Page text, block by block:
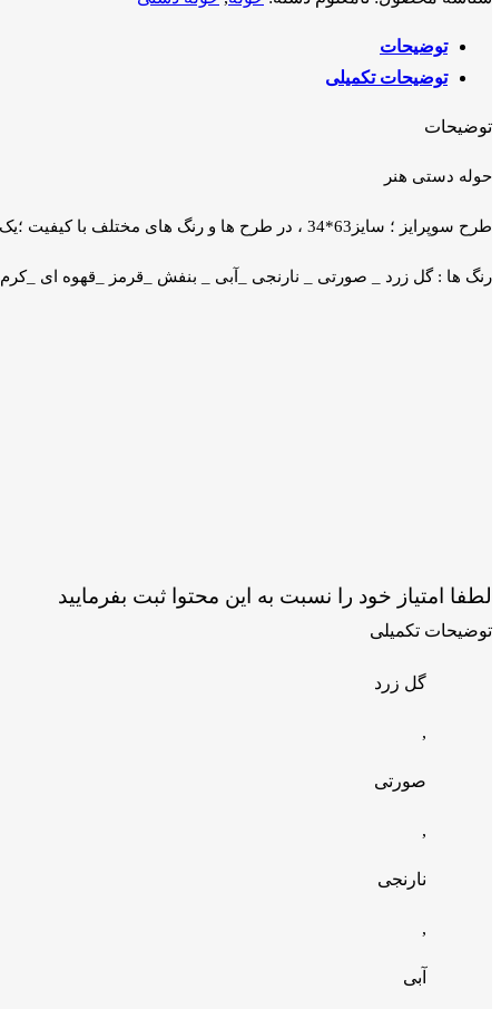
توضیحات
توضیحات تکمیلی
توضیحات
حوله دستی هنر
طرح سوپرایز ؛ سایز63*34 ، در طرح ها و رنگ های مختلف با کیفیت ؛یک رو مخمل ؛ بسیار آبگیر در هر دو سمت
رنگ ها : گل زرد _ صورتی _ نارنجی _آبی _ بنفش _قرمز _قهوه ای _کرم
لطفا امتیاز خود را نسبت به این محتوا ثبت بفرمایید
توضیحات تکمیلی
گل زرد
,
صورتی
,
نارنجی
,
آبی